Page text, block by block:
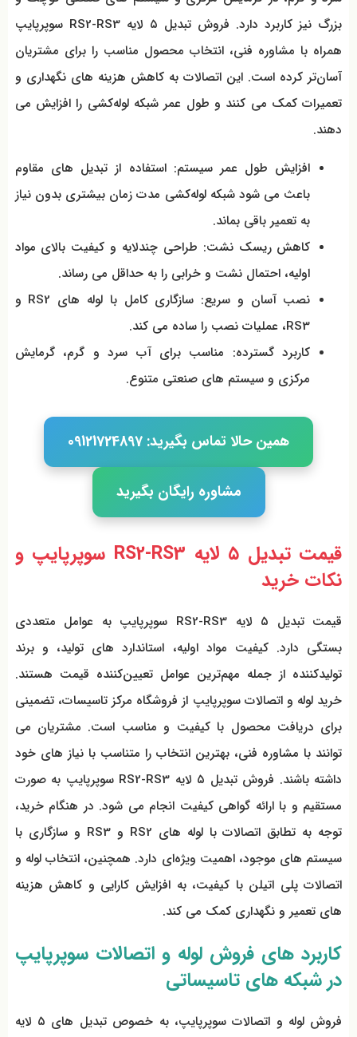
بزرگ نیز کاربرد دارد. فروش تبدیل ۵ لایه RS2-RS3 سوپرپایپ
همراه با مشاوره فنی، انتخاب محصول مناسب را برای مشتریان
آسان‌تر کرده است. این اتصالات به کاهش هزینه‌ های نگهداری و
تعمیرات کمک می کنند و طول عمر شبکه لوله‌کشی را افزایش می
دهند.
افزایش طول عمر سیستم: استفاده از تبدیل‌ های مقاوم
باعث می شود شبکه لوله‌کشی مدت زمان بیشتری بدون نیاز
به تعمیر باقی بماند.
کاهش ریسک نشت: طراحی چندلایه و کیفیت بالای مواد
اولیه، احتمال نشت و خرابی را به حداقل می رساند.
نصب آسان و سریع: سازگاری کامل با لوله‌ های RS2 و
RS3، عملیات نصب را ساده می کند.
کاربرد گسترده: مناسب برای آب سرد و گرم، گرمایش
مرکزی و سیستم‌ های صنعتی متنوع.
همین حالا تماس بگیرید: 09121724897
مشاوره رایگان بگیرید
قیمت تبدیل ۵ لایه RS2-RS3 سوپرپایپ و
نکات خرید
قیمت تبدیل ۵ لایه RS2-RS3 سوپرپایپ به عوامل متعددی
بستگی دارد. کیفیت مواد اولیه، استاندارد های تولید، و برند
تولیدکننده از جمله مهم‌ترین عوامل تعیین‌کننده قیمت هستند.
خرید لوله و اتصالات سوپرپایپ از فروشگاه مرکز تاسیسات، تضمینی
برای دریافت محصول با کیفیت و مناسب است. مشتریان می
توانند با مشاوره فنی، بهترین انتخاب را متناسب با نیاز های خود
داشته باشند. فروش تبدیل ۵ لایه RS2-RS3 سوپرپایپ به صورت
مستقیم و با ارائه گواهی کیفیت انجام می شود. در هنگام خرید،
توجه به تطابق اتصالات با لوله‌ های RS2 و RS3 و سازگاری با
سیستم‌ های موجود، اهمیت ویژه‌ای دارد. همچنین، انتخاب لوله و
اتصالات پلی اتیلن با کیفیت، به افزایش کارایی و کاهش هزینه‌
های تعمیر و نگهداری کمک می کند.
کاربرد های فروش لوله و اتصالات سوپرپایپ
در شبکه‌ های تاسیساتی
فروش لوله و اتصالات سوپرپایپ، به خصوص تبدیل‌ های ۵ لایه